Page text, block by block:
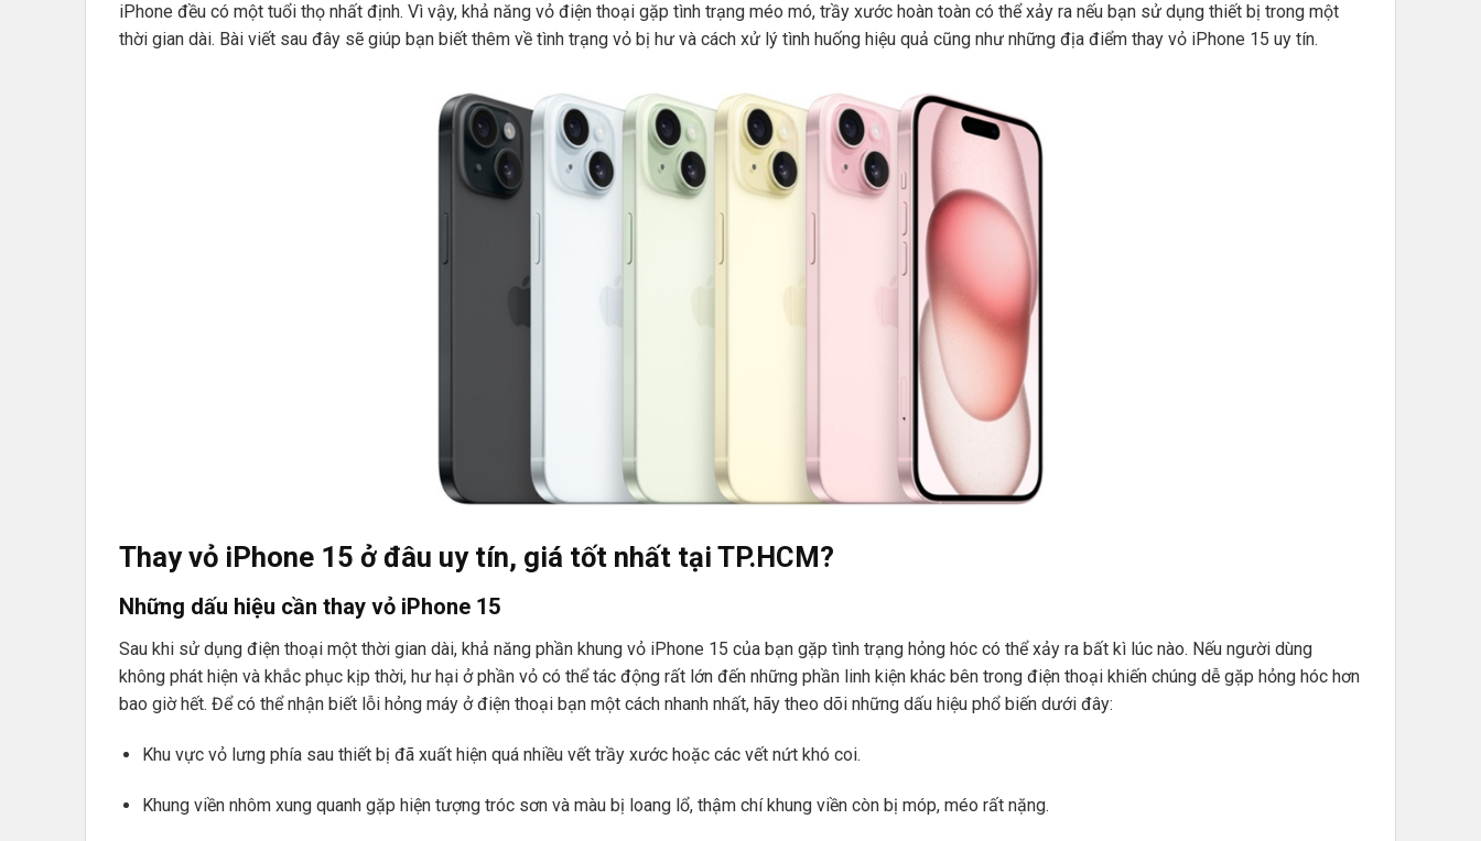
iPhone đều có một tuổi thọ nhất định. Vì vậy, khả năng vỏ điện thoại gặp tình trạng méo mó, trầy xước hoàn toàn có thể xảy ra nếu bạn sử dụng thiết bị trong một
thời gian dài. Bài viết sau đây sẽ giúp bạn biết thêm về tình trạng vỏ bị hư và cách xử lý tình huống hiệu quả cũng như những địa điểm thay vỏ iPhone 15 uy tín.
Thay vỏ iPhone 15 ở đâu uy tín, giá tốt nhất tại TP.HCM?
Những dấu hiệu cần thay vỏ iPhone 15
Sau khi sử dụng điện thoại một thời gian dài, khả năng phần khung vỏ iPhone 15 của bạn gặp tình trạng hỏng hóc có thể xảy ra bất kì lúc nào. Nếu người dùng
không phát hiện và khắc phục kịp thời, hư hại ở phần vỏ có thể tác động rất lớn đến những phần linh kiện khác bên trong điện thoại khiến chúng dễ gặp hỏng hóc hơn
bao giờ hết. Để có thể nhận biết lỗi hỏng máy ở điện thoại bạn một cách nhanh nhất, hãy theo dõi những dấu hiệu phổ biến dưới đây:
Khu vực vỏ lưng phía sau thiết bị đã xuất hiện quá nhiều vết trầy xước hoặc các vết nứt khó coi.
Khung viền nhôm xung quanh gặp hiện tượng tróc sơn và màu bị loang lổ, thậm chí khung viền còn bị móp, méo rất nặng.